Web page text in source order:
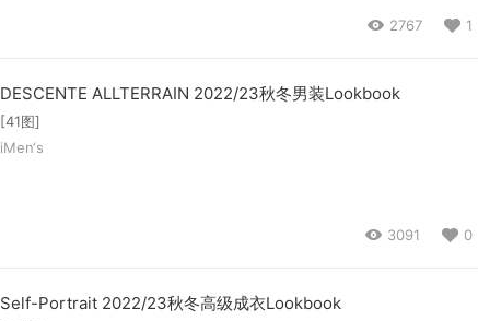
2767 1
DESCENTE ALLTERRAIN 2022/23秋冬男装Lookbook
[41图]
iMen‘s
3091 0
Self-Portrait 2022/23秋冬高级成衣Lookbook